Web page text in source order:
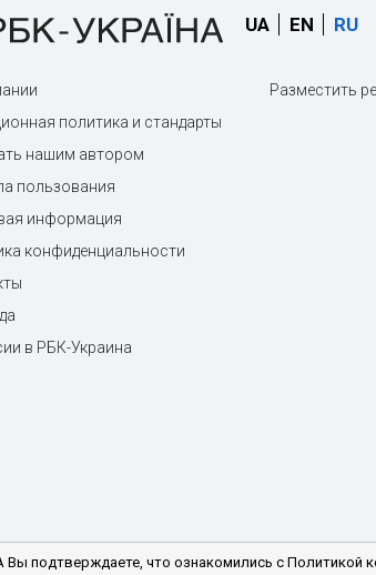
UA EN RU
политика и стандарты
нашим автором
пользования
информация
конфиденциальности
в РБК-Украина
Разместить
подтверждаете, что ознакомились с